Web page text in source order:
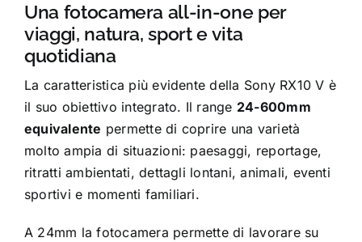
Una fotocamera all-in-one per
viaggi, natura, sport e vita
quotidiana
La caratteristica più evidente della Sony RX10 V è
il suo obiettivo integrato. Il range 24-600mm
equivalente permette di coprire una varietà
molto ampia di situazioni: paesaggi, reportage,
ritratti ambientati, dettagli lontani, animali, eventi
sportivi e momenti familiari.
A 24mm la fotocamera permette di lavorare su